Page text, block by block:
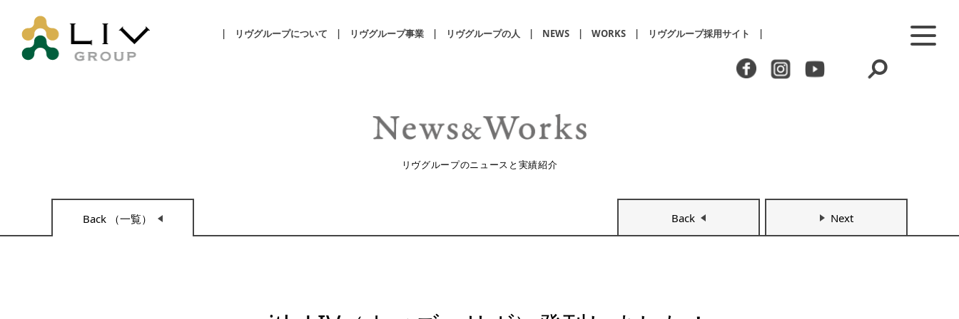
リヴグループについて リヴグループ事業 リヴグループの人 NEWS WORKS リヴグループ採用サイト
リヴグループのニュースと実績紹介
Back （一覧） Back Next